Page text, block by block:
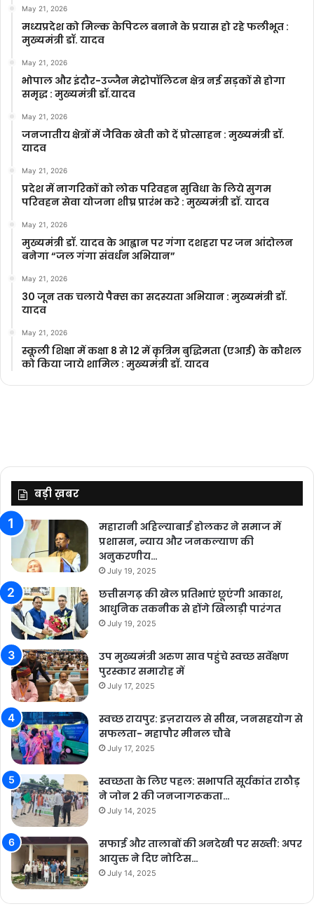
May 21, 2026
मध्यप्रदेश को मिल्क केपिटल बनाने के प्रयास हो रहे फलीभूत :
मुख्यमंत्री डॉ. यादव
May 21, 2026
भोपाल और इंदौर-उज्जैन मेट्रोपॉलिटन क्षेत्र नई सड़कों से होगा
समृद्ध : मुख्यमंत्री डॉ.यादव
May 21, 2026
जनजातीय क्षेत्रों में जैविक खेती को दें प्रोत्साहन : मुख्यमंत्री डॉ.
यादव
May 21, 2026
प्रदेश में नागरिकों को लोक परिवहन सुविधा के लिये सुगम
परिवहन सेवा योजना शीघ्र प्रारंभ करे : मुख्यमंत्री डॉ. यादव
May 21, 2026
मुख्यमंत्री डॉ. यादव के आह्वान पर गंगा दशहरा पर जन आंदोलन
बनेगा “जल गंगा संवर्धन अभियान”
May 21, 2026
30 जून तक चलाये पैक्स का सदस्यता अभियान : मुख्यमंत्री डॉ.
यादव
May 21, 2026
स्कूली शिक्षा में कक्षा 8 से 12 में कृ‍त्रिम बुद्धिमता (एआई) के कौशल
को किया जाये शामिल : मुख्यमंत्री डॉ. यादव
बड़ी ख़बर
महारानी अहिल्याबाई होलकर ने समाज में
प्रशासन, न्याय और जनकल्याण की
अनुकरणीय…
July 19, 2025
छत्तीसगढ़ की खेल प्रतिभाएं छूएंगी आकाश,
आधुनिक तकनीक से होंगे खिलाड़ी पारंगत
July 19, 2025
उप मुख्यमंत्री अरुण साव पहुंचे स्वच्छ सर्वेक्षण
पुरस्कार समारोह में
July 17, 2025
स्वच्छ रायपुर: इज़रायल से सीख, जनसहयोग से
सफलता- महापौर मीनल चौबे
July 17, 2025
स्वच्छता के लिए पहल: सभापति सूर्यकांत राठौड़
ने जोन 2 की जनजागरूकता…
July 14, 2025
सफाई और तालाबों की अनदेखी पर सख्ती: अपर
आयुक्त ने दिए नोटिस…
July 14, 2025